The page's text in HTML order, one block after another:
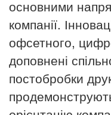
основними
компанії.
офсетного,
доповнені
постобробки